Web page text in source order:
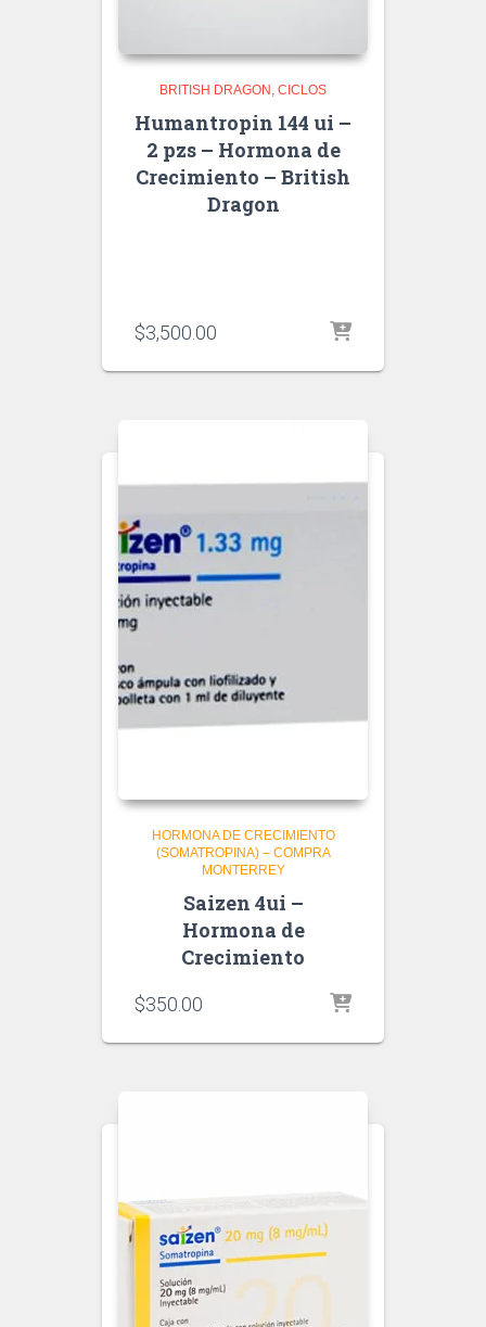
BRITISH DRAGON CICLOS
Humantropin 144 ui –
2 pzs – Hormona de
Crecimiento – British
Dragon
$3,500.00
HORMONA DE CRECIMIENTO
(SOMATROPINA) – COMPRA
MONTERREY
Saizen 4ui –
Hormona de
Crecimiento
$350.00